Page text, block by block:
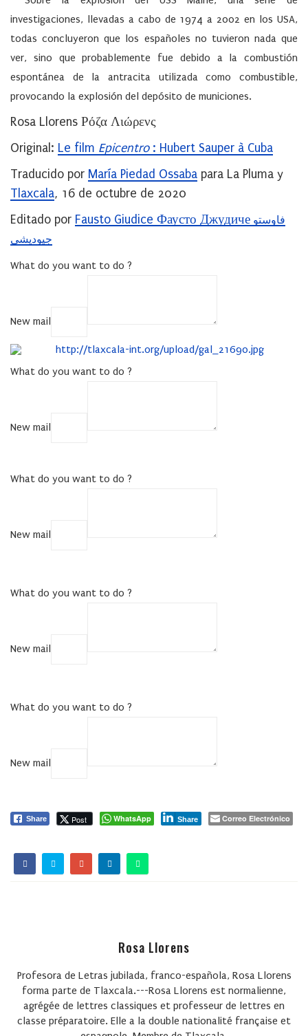
investigaciones, llevadas a cabo de 1974 a 2002 en los USA,
todas concluyeron que los españoles no tuvieron nada que
ver, sino que probablemente fue debido a la combustión
espontánea de la antracita utilizada como combustible,
provocando la explosión del depósito de municiones.
Rosa Llorens Ρόζα Λιώρενς
Original: Le film Epicentro: Hubert Sauper à Cuba
Traducido por María Piedad Ossaba para La Pluma y
Tlaxcala, 16 de octubre de 2020
Editado por Fausto Giudice Фаусто Джудиче فاوستو
جيوديشي
What do you want to do ?
New mail
What do you want to do ?
New mail
What do you want to do ?
New mail
What do you want to do ?
New mail
What do you want to do ?
New mail
Share Post WhatsApp Share Correo Electrónico
Rosa Llorens
Profesora de Letras jubilada, franco-española, Rosa Llorens
forma parte de Tlaxcala.---Rosa Llorens est normalienne,
agrégée de lettres classiques et professeur de lettres en
classe préparatoire. Elle a la double nationalité française et